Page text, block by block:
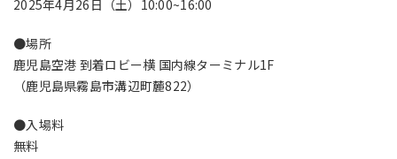
2025年4月26日（土）10:00~16:00
●場所
鹿児島空港 到着ロビー横 国内線ターミナル1F
（鹿児島県霧島市溝辺町麓822）
●入場料
無料